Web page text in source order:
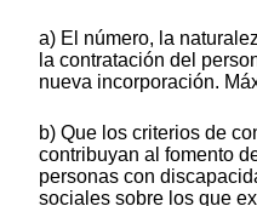
a) El número, la
la contratación del
nueva incorporación.
b) Que los criterios de
contribuyan al fomento
personas con
sociales sobre los que